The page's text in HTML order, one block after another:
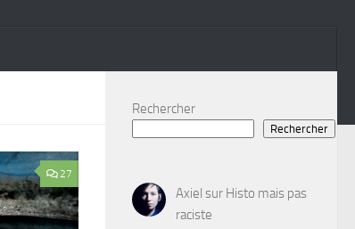
27
Rechercher
Rechercher
Axiel sur Histo mais pas
raciste